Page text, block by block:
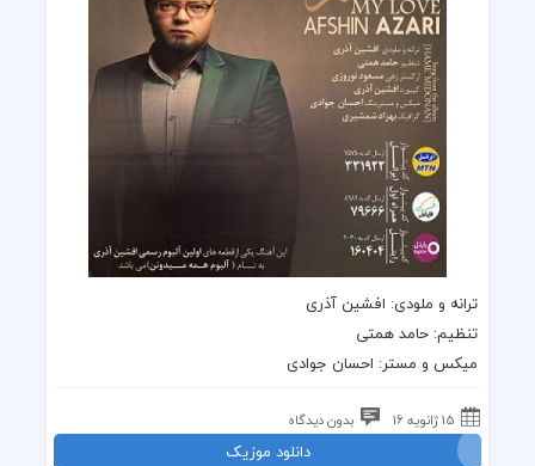
ترانه و ملودی: افشین آذری
تنظیم: حامد همتی
میکس و مستر: احسان جوادی
15 ژانویه 16 بدون دیدگاه
دانلود موزیک